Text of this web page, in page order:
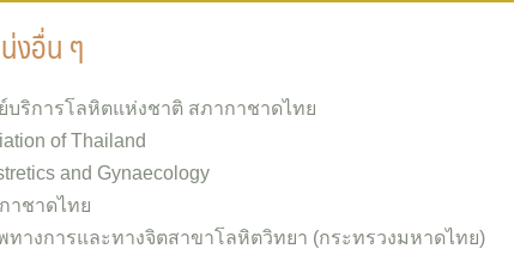
งอื่น ๆ
ริการโลหิตแห่งชาติ สภากาชาดไทย
of Thailand
and Gynaecology
าชาดไทย
างการและทางจิตสาขาโลหิตวิทยา (กระทรวงมหาดไทย)